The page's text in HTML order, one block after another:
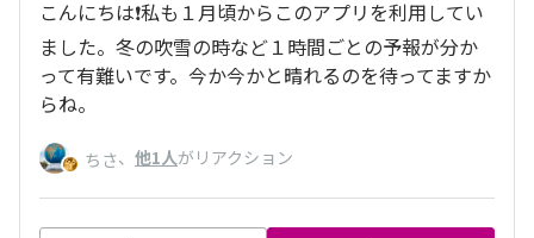
こんにちは❗私も１月頃からこのアプリを利用してい
ました。冬の吹雪の時など１時間ごとの予報が分か
って有難いです。今か今かと晴れるのを待ってますか
らね。
ちさ、 他1人がリアクション